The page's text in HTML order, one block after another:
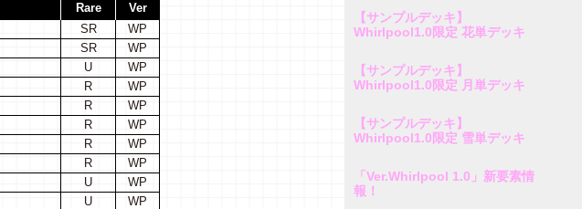
【サンプルデッキ】
Whirlpool1.0限定 花単デッキ
【サンプルデッキ】
Whirlpool1.0限定 月単デッキ
【サンプルデッキ】
Whirlpool1.0限定 雪単デッキ
「Ver.Whirlpool 1.0」新要素情
報！
Rare
Ver
SR
WP
SR
WP
U
WP
R
WP
R
WP
R
WP
R
WP
R
WP
U
WP
U
WP